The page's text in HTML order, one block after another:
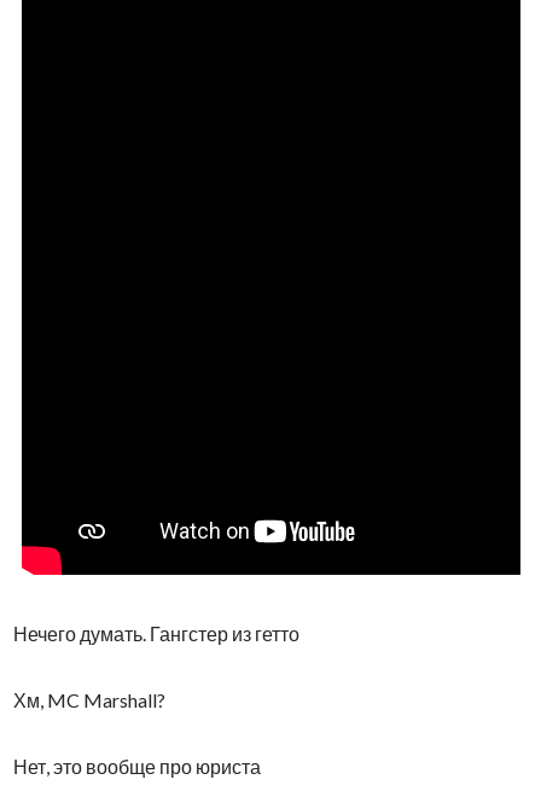
Нечего думать. Гангстер из гетто
Хм, MC Marshall?
Нет, это вообще про юриста